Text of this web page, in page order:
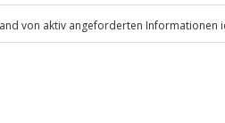
das Erlebnis verschoben (die